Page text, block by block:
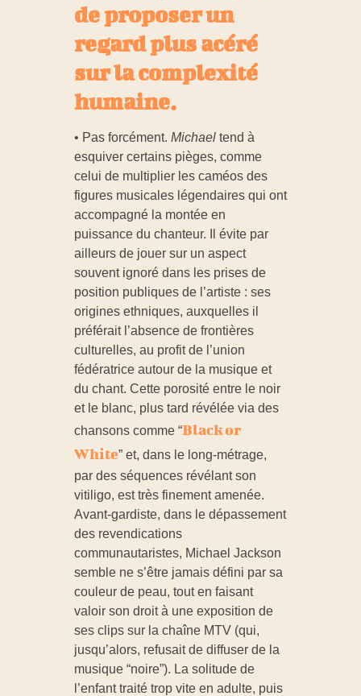
de proposer un
regard plus acéré
sur la complexité
humaine.
• Pas forcément. Michael tend à
esquiver certains pièges, comme
celui de multiplier les caméos des
figures musicales légendaires qui ont
accompagné la montée en
puissance du chanteur. Il évite par
ailleurs de jouer sur un aspect
souvent ignoré dans les prises de
position publiques de l’artiste : ses
origines ethniques, auxquelles il
préférait l’absence de frontières
culturelles, au profit de l’union
fédératrice autour de la musique et
du chant. Cette porosité entre le noir
et le blanc, plus tard révélée via des
chansons comme “Black or
White” et, dans le long-métrage,
par des séquences révélant son
vitiligo, est très finement amenée.
Avant-gardiste, dans le dépassement
des revendications
communautaristes, Michael Jackson
semble ne s’être jamais défini par sa
couleur de peau, tout en faisant
valoir son droit à une exposition de
ses clips sur la chaîne MTV (qui,
jusqu’alors, refusait de diffuser de la
musique “noire”). La solitude de
l’enfant traité trop vite en adulte, puis